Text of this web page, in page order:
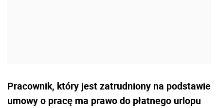
Pracownik, który jest zatrudniony na podstawie
umowy o pracę ma prawo do płatnego urlopu